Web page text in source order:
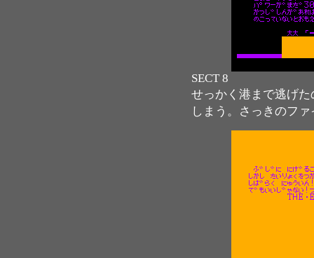
SECT 8
せっかく港まで逃げ
しまう。さっきのフ